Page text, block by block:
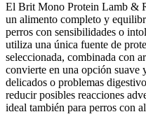
El Brit Mono Protein Lamb &
un alimento completo y
perros con sensibilidades o
utiliza una única fuente de
seleccionada, combinada con
convierte en una opción suave
delicados o problemas
reducir posibles reacciones
ideal también para perros con